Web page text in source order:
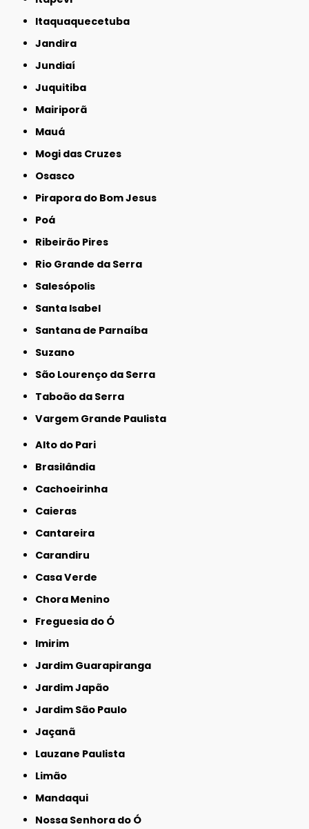
Itaquaquecetuba
Jandira
Jundiaí
Juquitiba
Mairiporã
Mauá
Mogi das Cruzes
Osasco
Pirapora do Bom Jesus
Poá
Ribeirão Pires
Rio Grande da Serra
Salesópolis
Santa Isabel
Santana de Parnaíba
Suzano
São Lourenço da Serra
Taboão da Serra
Vargem Grande Paulista
Alto do Pari
Brasilândia
Cachoeirinha
Caieras
Cantareira
Carandiru
Casa Verde
Chora Menino
Freguesia do Ó
Imirim
Jardim Guarapiranga
Jardim Japão
Jardim São Paulo
Jaçanã
Lauzane Paulista
Limão
Mandaqui
Nossa Senhora do Ó